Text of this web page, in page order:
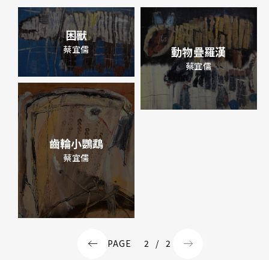
困獸
蔡宜儒 動物疊羅漢
蔡宜儒
齒輪小鸚鵡
蔡宜儒
PAGE 2 / 2